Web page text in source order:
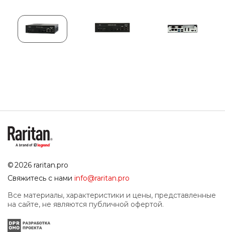
© 2026 raritan.pro
Свяжитесь с нами info@raritan.pro
Все материалы, характеристики и цены, представленные
на сайте, не являются публичной офертой.